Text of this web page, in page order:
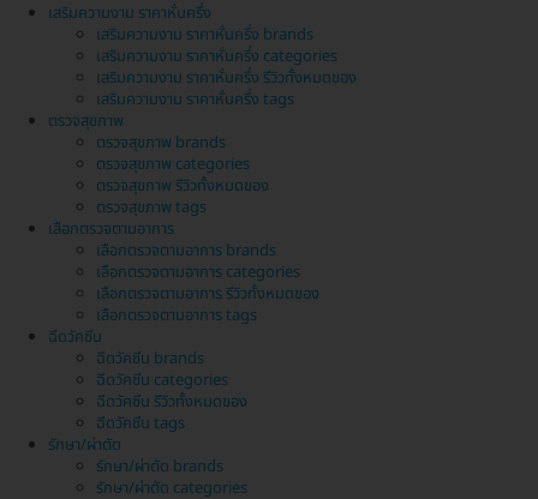
เสริมความงาม ราคาหั่นครึ่ง
เสริมความงาม ราคาหั่นครึ่ง brands
เสริมความงาม ราคาหั่นครึ่ง categories
เสริมความงาม ราคาหั่นครึ่ง รีวิวทั้งหมดของ
เสริมความงาม ราคาหั่นครึ่ง tags
ตรวจสุขภาพ
ตรวจสุขภาพ brands
ตรวจสุขภาพ categories
ตรวจสุขภาพ รีวิวทั้งหมดของ
ตรวจสุขภาพ tags
เลือกตรวจตามอาการ
เลือกตรวจตามอาการ brands
เลือกตรวจตามอาการ categories
เลือกตรวจตามอาการ รีวิวทั้งหมดของ
เลือกตรวจตามอาการ tags
ฉีดวัคซีน
ฉีดวัคซีน brands
ฉีดวัคซีน categories
ฉีดวัคซีน รีวิวทั้งหมดของ
ฉีดวัคซีน tags
รักษา/ผ่าตัด
รักษา/ผ่าตัด brands
รักษา/ผ่าตัด categories